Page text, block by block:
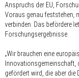
Anspruchs der EU,
Voraus genau feststehen,
verbinden. Das befördere
Forschungsergebnisse.
„Wir brauchen eine
Innovationsgemeinschaft,
gefördert wird, die aber die